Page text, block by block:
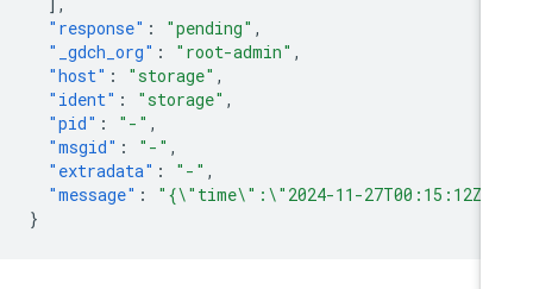
"response": "pending"
"_gdch_org": "root-admin"
"host": "storage"
"ident": "storage"
"pid": "-"
"msgid": "-"
"extradata": "-"
"message": "{\"time\":\"2024-11-